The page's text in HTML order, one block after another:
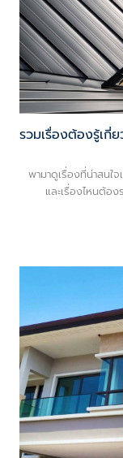
รวมเรื่องต้องรู้เกี่
พามาดูเรื่องที่น่าสนใ
และเรื่องไหนต้อ